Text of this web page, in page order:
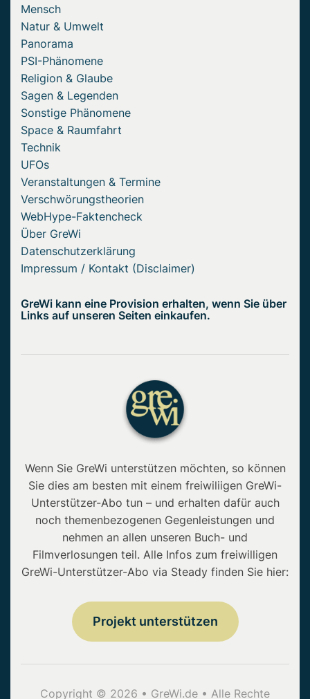
Mensch
Natur & Umwelt
Panorama
PSI-Phänomene
Religion & Glaube
Sagen & Legenden
Sonstige Phänomene
Space & Raumfahrt
Technik
UFOs
Veranstaltungen & Termine
Verschwörungstheorien
WebHype-Faktencheck
Über GreWi
Datenschutzerklärung
Impressum / Kontakt (Disclaimer)
GreWi kann eine Provision erhalten, wenn Sie über
Links auf unseren Seiten einkaufen.
Wenn Sie GreWi unterstützen möchten, so können
Sie dies am besten mit einem freiwiliigen GreWi-
Unterstützer-Abo tun – und erhalten dafür auch
noch themenbezogenen Gegenleistungen und
nehmen an allen unseren Buch- und
Filmverlosungen teil. Alle Infos zum freiwilligen
GreWi-Unterstützer-Abo via Steady finden Sie hier:
Projekt unterstützen
Copyright © 2026 • GreWi.de • Alle Rechte